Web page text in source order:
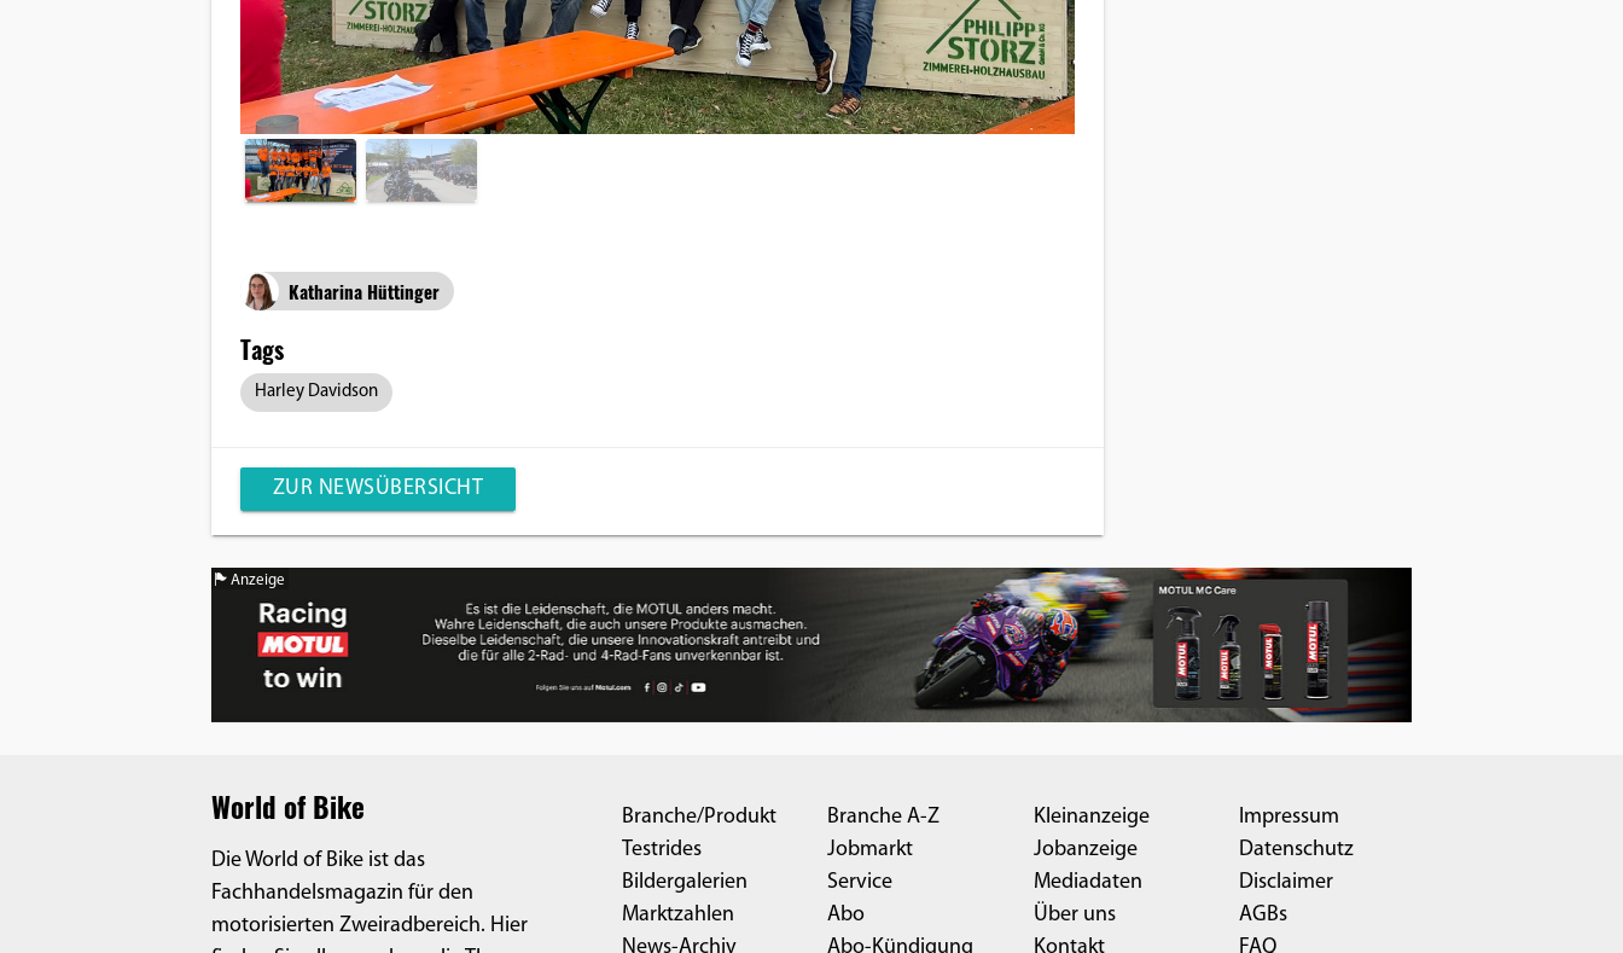
Katharina Hüttinger
Tags
Harley Davidson
ZUR NEWSÜBERSICHT
Anzeige
World of Bike
Die World of Bike ist das
Fachhandelsmagazin für den
motorisierten Zweiradbereich. Hier
Branche/Produkt
Testrides
Bildergalerien
Marktzahlen
News-Archiv
Branche A-Z
Jobmarkt
Service
Abo
Abo-Kündigung
Kleinanzeige
Jobanzeige
Mediadaten
Über uns
Kontakt
Impressum
Datenschutz
Disclaimer
AGBs
FAQ